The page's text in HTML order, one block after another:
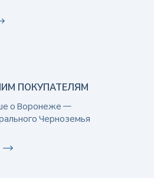
ПОКУПАТЕЛЯМ
о Воронеже —
Черноземья